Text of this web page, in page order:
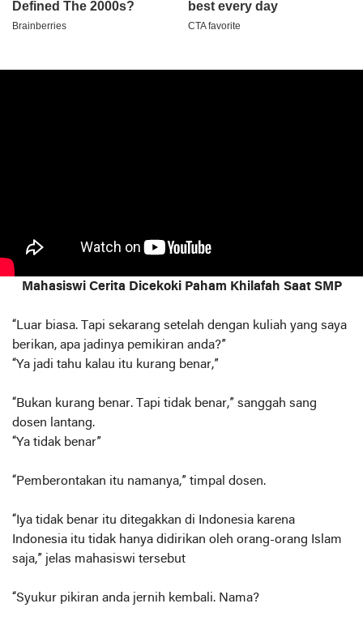
Mahasiswi Cerita Dicekoki Paham Khilafah Saat SMP
“Luar biasa. Tapi sekarang setelah dengan kuliah yang saya
berikan, apa jadinya pemikiran anda?”
“Ya jadi tahu kalau itu kurang benar,”
“Bukan kurang benar. Tapi tidak benar,” sanggah sang
dosen lantang.
“Ya tidak benar”
“Pemberontakan itu namanya,” timpal dosen.
“Iya tidak benar itu ditegakkan di Indonesia karena
Indonesia itu tidak hanya didirikan oleh orang-orang Islam
saja,” jelas mahasiswi tersebut
“Syukur pikiran anda jernih kembali. Nama?